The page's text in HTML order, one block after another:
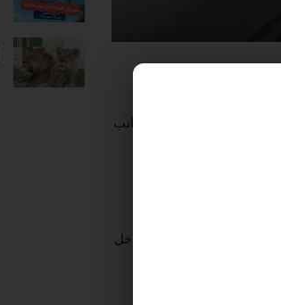
إليه سرقة مركبة من مدينة تل أبيب، إلى جانب
لواء الشمال، بعد
والتي كانت موجودة داخل